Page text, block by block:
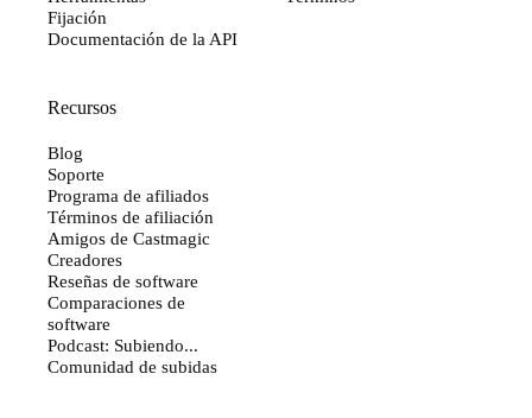
Fijación
Documentación de la API
Recursos
Blog
Soporte
Programa de afiliados
Términos de afiliación
Amigos de Castmagic
Creadores
Reseñas de software
Comparaciones de
software
Podcast: Subiendo...
Comunidad de subidas